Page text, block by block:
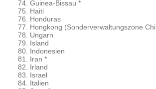
Guinea-Bissau *
Haiti
Honduras
Hongkong (Sonderverwaltungszone
Ungarn
Island
Indonesien
Iran *
Irland
Israel
Italien